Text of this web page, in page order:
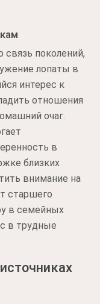
поколений,
лопаты в
интерес к
отношения
очаг.
в
близких
внимание на
старшего
в семейных
в трудные